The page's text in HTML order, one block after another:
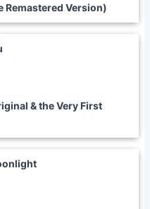
Remastered Version)
& the Very First